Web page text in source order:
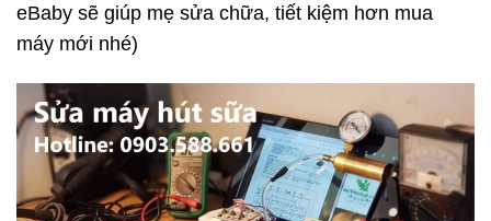
eBaby sẽ giúp mẹ sửa chữa, tiết kiệm hơn mua
máy mới nhé)